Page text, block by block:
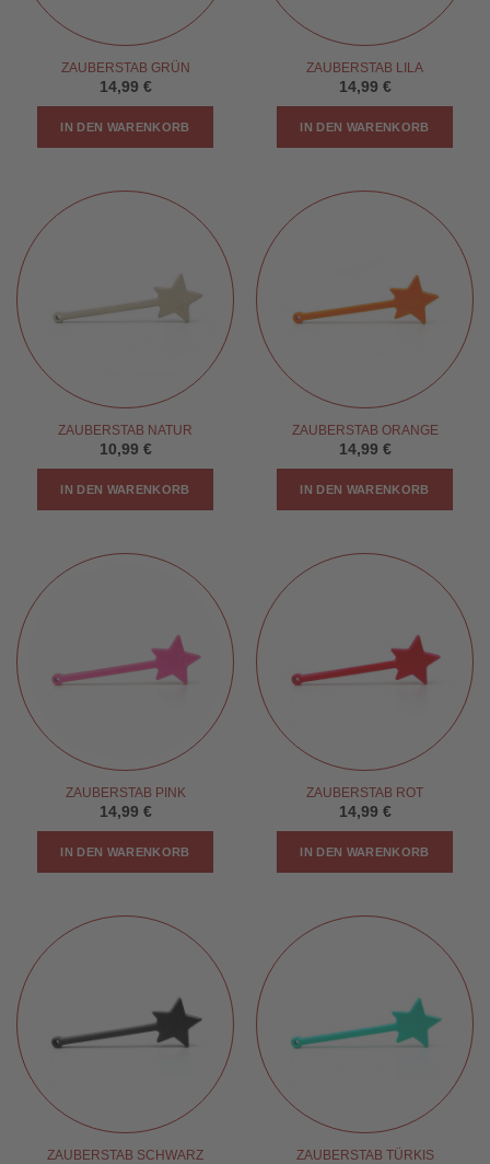
ZAUBERSTAB GRÜN
14,99 €
IN DEN WARENKORB
ZAUBERSTAB LILA
14,99 €
IN DEN WARENKORB
ZAUBERSTAB NATUR
10,99 €
IN DEN WARENKORB
ZAUBERSTAB ORANGE
14,99 €
IN DEN WARENKORB
ZAUBERSTAB PINK
14,99 €
IN DEN WARENKORB
ZAUBERSTAB ROT
14,99 €
IN DEN WARENKORB
ZAUBERSTAB SCHWARZ ZAUBERSTAB TÜRKIS